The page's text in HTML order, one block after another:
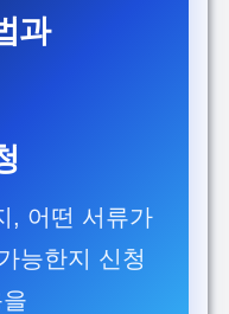
과
, 어떤 서류가
능한지 신청